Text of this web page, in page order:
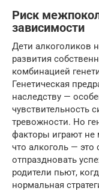
Риск
зависимости
Дети алкоголиков
развития
комбинацией
Генетическая
наследству —
чувствительность
тревожности. Но
факторы играют не
что алкоголь — это
отпраздновать
родители пьют,
нормальная